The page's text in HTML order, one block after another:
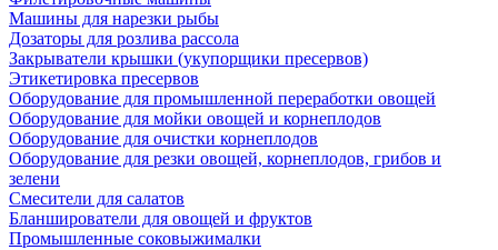
Машины для нарезки рыбы
Дозаторы для розлива рассола
Закрыватели крышки (укупорщики пресервов)
Этикетировка пресервов
Оборудование для промышленной переработки овощей
Оборудование для мойки овощей и корнеплодов
Оборудование для очистки корнеплодов
Оборудование для резки овощей, корнеплодов, грибов и
зелени
Смесители для салатов
Бланширователи для овощей и фруктов
Промышленные соковыжималки